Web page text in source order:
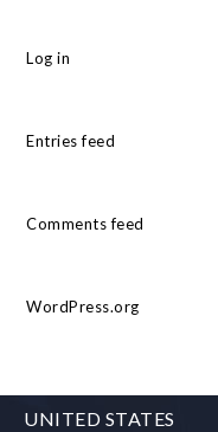
Log in
Entries feed
Comments feed
WordPress.org
UNITED STATES